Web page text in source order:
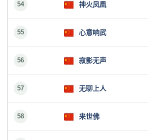
54 神火凤凰
55 心意响武
56 寂影无声
57 无聊上人
58 来世佛